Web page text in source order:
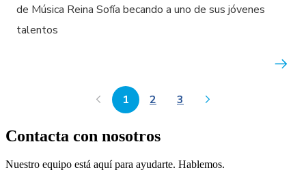
de Música Reina Sofía becando a uno de sus jóvenes
talentos
1 2 3
Contacta con nosotros
Nuestro equipo está aquí para ayudarte. Hablemos.